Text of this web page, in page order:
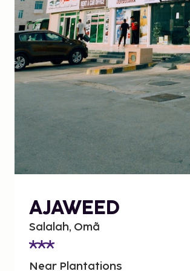
AJAWEED
Salalah, Omã
Near Plantations